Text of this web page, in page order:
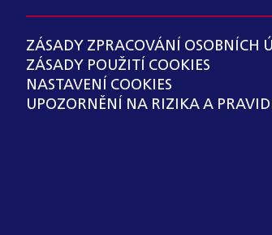
ZÁSADY ZPRACOVÁNÍ OSOBNÍCH
ZÁSADY POUŽITÍ COOKIES
NASTAVENÍ COOKIES
UPOZORNĚNÍ NA RIZIKA A